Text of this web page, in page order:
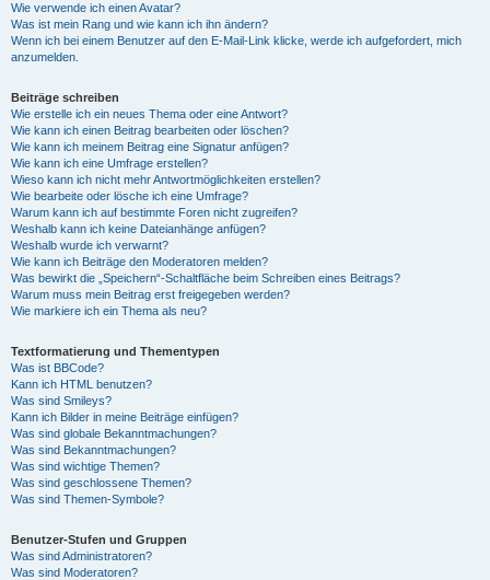
Wie verwende ich einen Avatar?
Was ist mein Rang und wie kann ich ihn ändern?
Wenn ich bei einem Benutzer auf den E-Mail-Link klicke, werde ich aufgefordert, mich
anzumelden.
Beiträge schreiben
Wie erstelle ich ein neues Thema oder eine Antwort?
Wie kann ich einen Beitrag bearbeiten oder löschen?
Wie kann ich meinem Beitrag eine Signatur anfügen?
Wie kann ich eine Umfrage erstellen?
Wieso kann ich nicht mehr Antwortmöglichkeiten erstellen?
Wie bearbeite oder lösche ich eine Umfrage?
Warum kann ich auf bestimmte Foren nicht zugreifen?
Weshalb kann ich keine Dateianhänge anfügen?
Weshalb wurde ich verwarnt?
Wie kann ich Beiträge den Moderatoren melden?
Was bewirkt die „Speichern“-Schaltfläche beim Schreiben eines Beitrags?
Warum muss mein Beitrag erst freigegeben werden?
Wie markiere ich ein Thema als neu?
Textformatierung und Thementypen
Was ist BBCode?
Kann ich HTML benutzen?
Was sind Smileys?
Kann ich Bilder in meine Beiträge einfügen?
Was sind globale Bekanntmachungen?
Was sind Bekanntmachungen?
Was sind wichtige Themen?
Was sind geschlossene Themen?
Was sind Themen-Symbole?
Benutzer-Stufen und Gruppen
Was sind Administratoren?
Was sind Moderatoren?